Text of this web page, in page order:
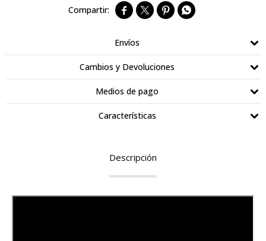
   
Envíos
Cambios y Devoluciones
Medios de pago
Características
Descripción